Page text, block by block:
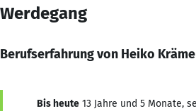
Werdegang
Berufserfahrung von Heiko
Bis heute 13 Jahre und 5 Monate,